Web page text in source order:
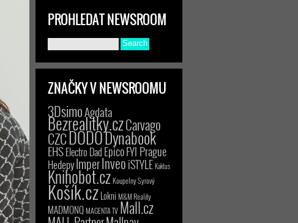
PROHLEDAT NEWSROOM
ZNAČKY V NEWSROOMU
3DsimoAgdata
Bezrealitky.czCarvago
CZCDODODynabook
EHSElectro Dad EpicoFYI Prague
HedepyImperInveoiSTYLEKaktus
Knihobot.czKoupelny Syrový
Košík.czLokni M&M Reality
MADMONQMAGENTA TV Mall.cz